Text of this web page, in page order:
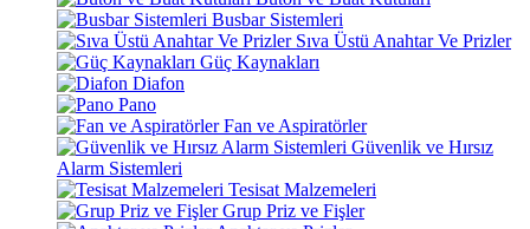
Busbar Sistemleri
Sıva Üstü Anahtar Ve Prizler
Güç Kaynakları
Diafon
Pano
Fan ve Aspiratörler
Güvenlik ve Hırsız
Alarm Sistemleri
Tesisat Malzemeleri
Grup Priz ve Fişler